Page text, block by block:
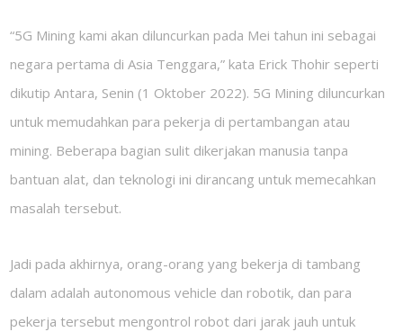
“5G Mining kami akan diluncurkan pada Mei tahun ini sebagai
negara pertama di Asia Tenggara,” kata Erick Thohir seperti
dikutip Antara, Senin (1 Oktober 2022). 5G Mining diluncurkan
untuk memudahkan para pekerja di pertambangan atau
mining. Beberapa bagian sulit dikerjakan manusia tanpa
bantuan alat, dan teknologi ini dirancang untuk memecahkan
masalah tersebut.
Jadi pada akhirnya, orang-orang yang bekerja di tambang
dalam adalah autonomous vehicle dan robotik, dan para
pekerja tersebut mengontrol robot dari jarak jauh untuk